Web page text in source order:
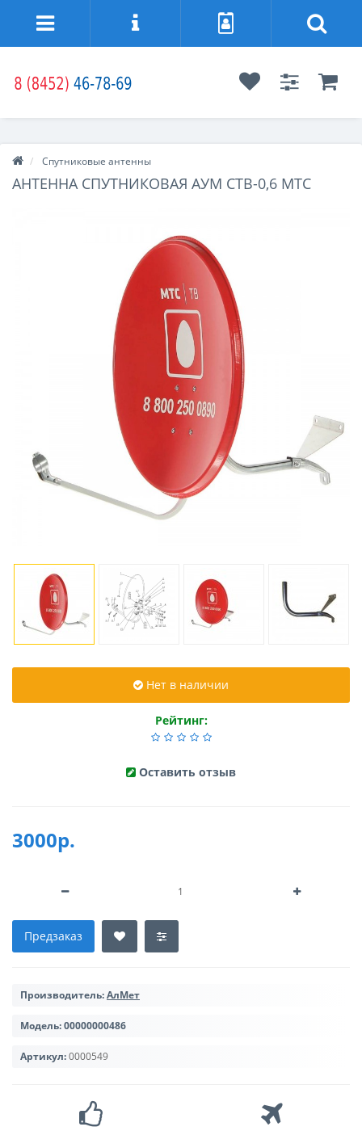
Спутниковые антенны
АНТЕННА СПУТНИКОВАЯ АУМ CTB-0,6 МТС
Нет в наличии
Рейтинг:
Оставить отзыв
3000р.
Предзаказ
Производитель:АлМет
Модель:00000000486
Артикул:0000549